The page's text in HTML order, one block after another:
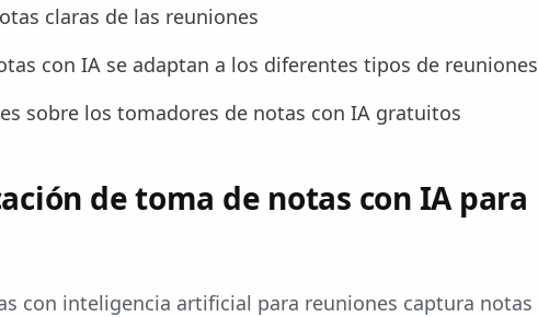
claras de las reuniones
con IA se adaptan a los diferentes tipos de reuniones
sobre los tomadores de notas con IA gratuitos
de toma de notas con IA para
con inteligencia artificial para reuniones captura notas